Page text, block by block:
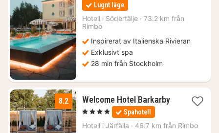
1129
Lugnt läge
Hotell i Södertälje · 73.2 km från
Rimbo
Inspirerat av Italienska Rivieran
Exklusivt spa
28 min från Stockholm
8.2 Welcome Hotel Barkarby3
920
, 4 Stjärnor Spahotell
Hotell i Järfälla · 46.7 km från Rimbo